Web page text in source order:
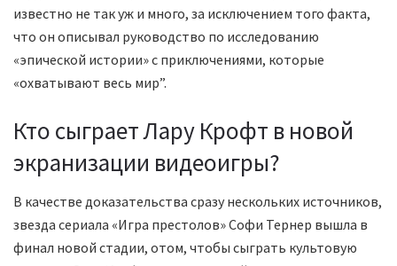
известно не так уж и много, за исключением того факта,
что он описывал руководство по исследованию
«эпической истории» с приключениями, которые
«охватывают весь мир”.
Кто сыграет Лару Крофт в новой
экранизации видеоигры?
В качестве доказательства сразу нескольких источников,
звезда сериала «Игра престолов» Софи Тернер вышла в
финал новой стадии, отом, чтобы сыграть культовую